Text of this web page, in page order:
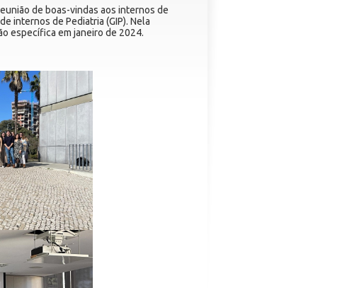
de boas-vindas aos internos de
internos de Pediatria (GIP). Nela
específica em janeiro de 2024.